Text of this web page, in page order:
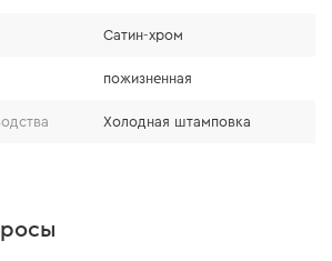
Сатин-хром
пожизненная
Холодная штамповка